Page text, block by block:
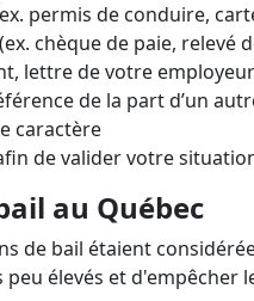
permis de conduire,
chèque de paie,
lettre de votre
de la part d’un
caractère
de valider votre
au Québec
de bail étaient
élevés et d'empêcher